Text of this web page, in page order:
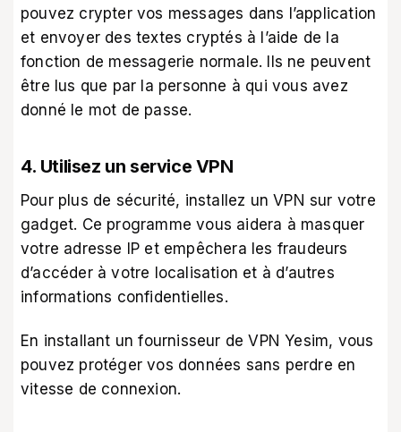
pouvez crypter vos messages dans l’application
et envoyer des textes cryptés à l’aide de la
fonction de messagerie normale. Ils ne peuvent
être lus que par la personne à qui vous avez
donné le mot de passe.
4. Utilisez un service VPN
Pour plus de sécurité, installez un VPN sur votre
gadget. Ce programme vous aidera à masquer
votre adresse IP et empêchera les fraudeurs
d’accéder à votre localisation et à d’autres
informations confidentielles.
En installant unfournisseur de VPNYesim, vous
pouvez protéger vos données sans perdre en
vitesse de connexion.